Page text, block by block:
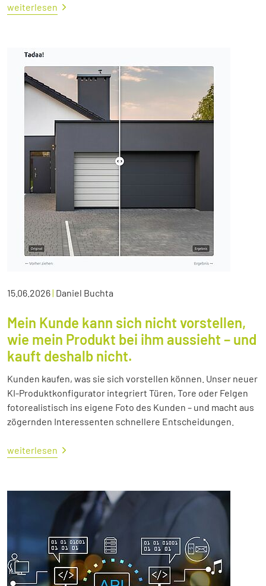
weiterlesen
15.06.2026| Daniel Buchta
Mein Kunde kann sich nicht vorstellen,
wie mein Produkt bei ihm aussieht – und
kauft deshalb nicht.
Kunden kaufen, was sie sich vorstellen können. Unser neuer
KI-Produktkonfigurator integriert Türen, Tore oder Felgen
fotorealistisch ins eigene Foto des Kunden – und macht aus
zögernden Interessenten schnellere Entscheidungen.
weiterlesen